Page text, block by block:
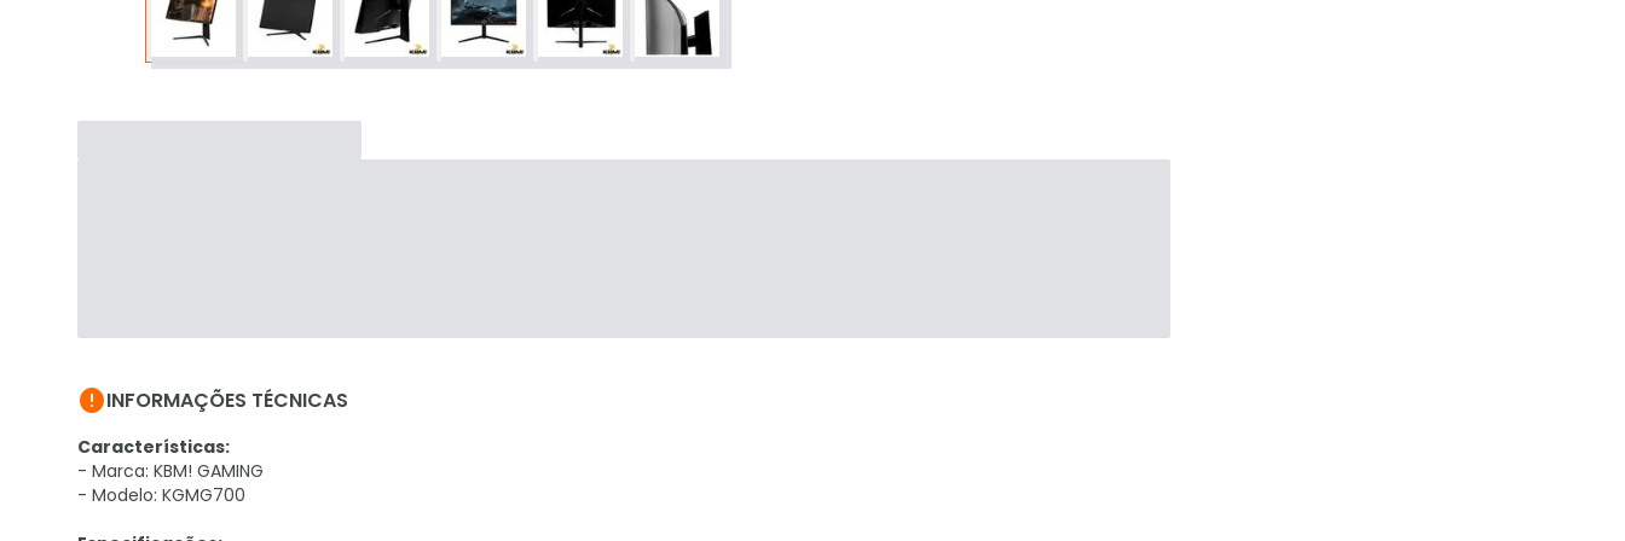
INFORMAÇÕES TÉCNICAS
Características:
- Marca: KBM! GAMING
- Modelo: KGMG700